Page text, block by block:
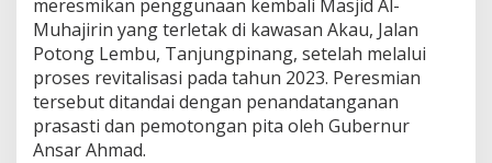
h
m
a
d
R
e
s
meresmikan penggunaan kembali Masjid Al-
Muhajirin yang terletak di kawasan Akau, Jalan
Potong Lembu, Tanjungpinang, setelah melalui
proses revitalisasi pada tahun 2023. Peresmian
tersebut ditandai dengan penandatanganan
prasasti dan pemotongan pita oleh Gubernur
Ansar Ahmad.